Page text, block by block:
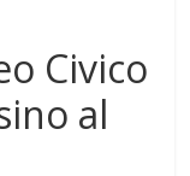
Civico
al